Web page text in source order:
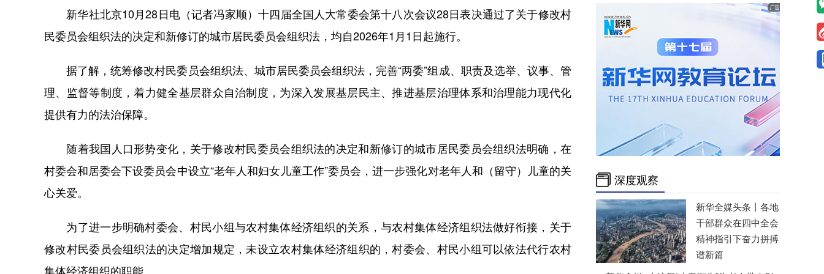
新华社北京10月28日电（记者冯家顺）十四届全国人大常委会第十八次会议28日表决通过了关于修改村
民委员会组织法的决定和新修订的城市居民委员会组织法，均自2026年1月1日起施行。
据了解，统筹修改村民委员会组织法、城市居民委员会组织法，完善“两委”组成、职责及选举、议事、管
理、监督等制度，着力健全基层群众自治制度，为深入发展基层民主、推进基层治理体系和治理能力现代化
提供有力的法治保障。
随着我国人口形势变化，关于修改村民委员会组织法的决定和新修订的城市居民委员会组织法明确，在
村委会和居委会下设委员会中设立“老年人和妇女儿童工作”委员会，进一步强化对老年人和（留守）儿童的关
心关爱。
为了进一步明确村委会、村民小组与农村集体经济组织的关系，与农村集体经济组织法做好衔接，关于
修改村民委员会组织法的决定增加规定，未设立农村集体经济组织的，村委会、村民小组可以依法代行农村
集体经济组织的职能。
深度观察
新华全媒头条丨 各地
干部群众在四中全会
精神指引下奋力拼搏
谱新篇